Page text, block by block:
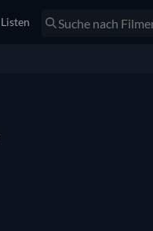
Listen